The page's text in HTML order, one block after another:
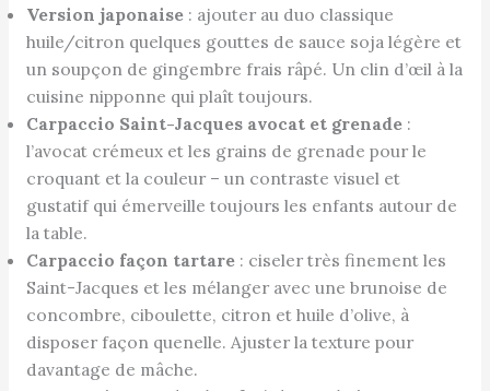
Version japonaise: ajouter au duo classique
huile/citron quelques gouttes de sauce soja légère et
un soupçon de gingembre frais râpé. Un clin d’œil à la
cuisine nipponne qui plaît toujours.
Carpaccio Saint-Jacques avocat et grenade:
l’avocat crémeux et les grains de grenade pour le
croquant et la couleur – un contraste visuel et
gustatif qui émerveille toujours les enfants autour de
la table.
Carpaccio façon tartare: ciseler très finement les
Saint-Jacques et les mélanger avec une brunoise de
concombre, ciboulette, citron et huile d’olive, à
disposer façon quenelle. Ajuster la texture pour
davantage de mâche.